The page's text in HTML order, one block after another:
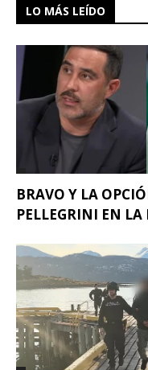
LO MÁS LEÍDO
BRAVO Y LA
PELLEGRINI EN LA